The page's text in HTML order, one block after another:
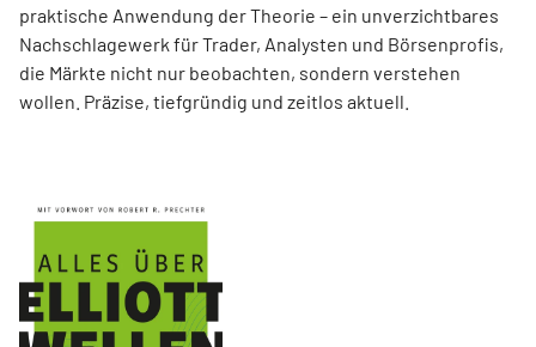
praktische Anwendung der Theorie – ein unverzichtbares
Nachschlagewerk für Trader, Analysten und Börsenprofis,
die Märkte nicht nur beobachten, sondern verstehen
wollen. Präzise, tiefgründig und zeitlos aktuell.